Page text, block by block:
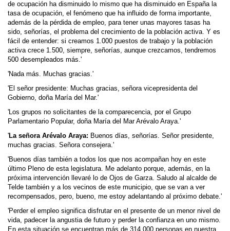
de ocupación ha disminuido lo mismo que ha disminuido en España la
tasa de ocupación, el fenómeno que ha influido de forma importante,
además de la pérdida de empleo, para tener unas mayores tasas ha
sido, señorías, el problema del crecimiento de la población activa. Y es
fácil de entender: si creamos 1.000 puestos de trabajo y la población
activa crece 1.500, siempre, señorías, aunque crezcamos, tendremos
500 desempleados más.'
'Nada más. Muchas gracias.'
'El señor presidente: Muchas gracias, señora vicepresidenta del
Gobierno, doña María del Mar.'
'Los grupos no solicitantes de la comparecencia, por el Grupo
Parlamentario Popular, doña María del Mar Arévalo Araya.'
'La señora Arévalo Araya: Buenos días, señorías. Señor presidente,
muchas gracias. Señora consejera.'
'Buenos días también a todos los que nos acompañan hoy en este
último Pleno de esta legislatura. Me adelanto porque, además, en la
próxima intervención llevaré lo de Ojos de Garza. Saludo al alcalde de
Telde también y a los vecinos de este municipio, que se van a ver
recompensados, pero, bueno, me estoy adelantando al próximo debate.'
'Perder el empleo significa disfrutar en el presente de un menor nivel de
vida, padecer la angustia de futuro y perder la confianza en uno mismo.
En esta situación se encuentran más de 314.000 personas en nuestra